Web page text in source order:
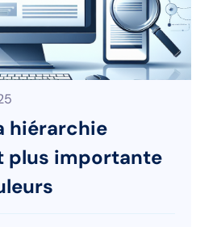
hiérarchie
plus importante